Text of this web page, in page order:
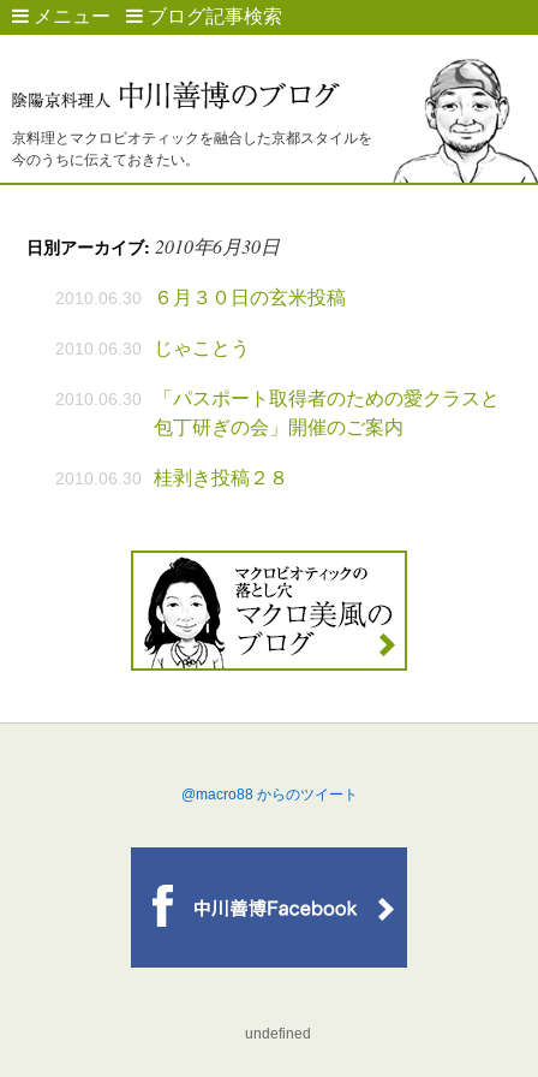
メニュー ブログ記事検索
京料理とマクロビオティックを融合した京都スタイルを
今のうちに伝えておきたい。
日別アーカイブ:2010年6月30日
2010.06.30 ６月３０日の玄米投稿
2010.06.30 じゃことう
2010.06.30
「パスポート取得者のための愛クラスと
包丁研ぎの会」開催のご案内
2010.06.30 桂剥き投稿２８
@macro88 からのツイート
undefined